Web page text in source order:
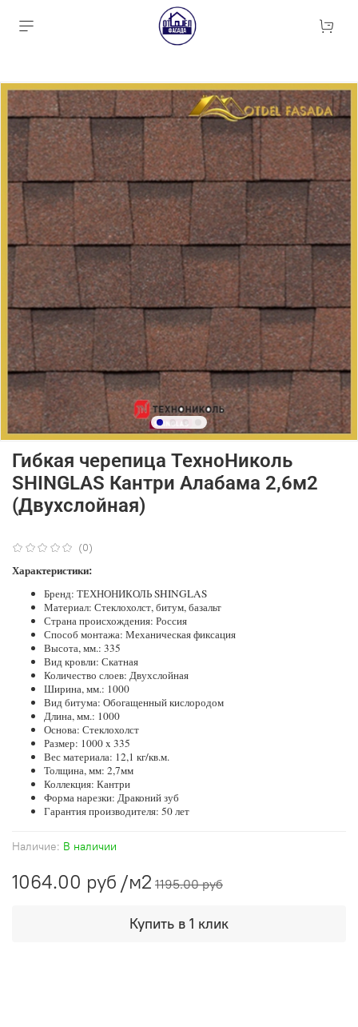
(0)
Наличие: В наличии
Гибкая черепица ТехноНиколь
SHINGLAS Кантри Алабама 2,6м2
(Двухслойная)
1064.00 руб /м2 1195.00 руб
Купить в 1 клик
Характеристики:
Бренд: ТЕХНОНИКОЛЬ SHINGLAS
Материал: Стеклохолст, битум, базальт
Страна происхождения: Россия
Способ монтажа: Механическая фиксация
Высота, мм.: 335
Вид кровли: Скатная
Количество слоев: Двухслойная
Ширина, мм.: 1000
Вид битума: Обогащенный кислородом
Длина, мм.: 1000
Основа: Стеклохолст
Размер: 1000 x 335
Вес материала: 12,1 кг/кв.м.
Толщина, мм: 2,7мм
Коллекция: Кантри
Форма нарезки: Драконий зуб
Гарантия производителя: 50 лет